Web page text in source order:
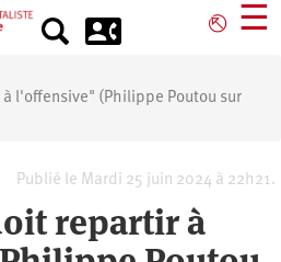
⎋ ☰
l'offensive" (Philippe Poutou sur
Publié le Mardi 25 juin 2024 à 22h21.
repartir à